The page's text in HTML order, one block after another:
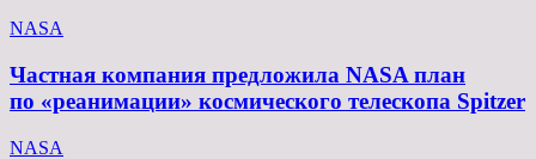
NASA
Частная компания предложила NASA план
по «реанимации» космического телескопа Spitzer
NASA